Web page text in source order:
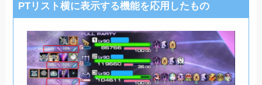
PTリスト横に表示する機能を応用したもの